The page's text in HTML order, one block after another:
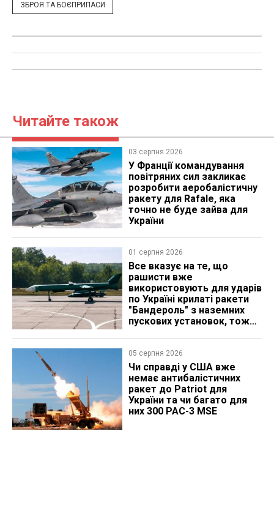
ЗБРОЯ ТА БОЄПРИПАСИ
Читайте також
03 серпня 2026
У Франції командування
повітряних сил закликає
розробити аеробалістичну
ракету для Rafale, яка
точно не буде зайва для
України
01 серпня 2026
Все вказує на те, що
рашисти вже
використовують для ударів
по Україні крилаті ракети
"Бандероль" з наземних
пускових установок, тож
05 серпня 2026
Чи справді у США вже
немає антибалістичних
ракет до Patriot для
України та чи багато для
них 300 PAC-3 MSE